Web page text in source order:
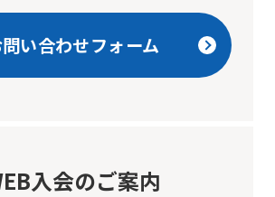
い合わせフォーム
入会のご案内
differ
from
content.